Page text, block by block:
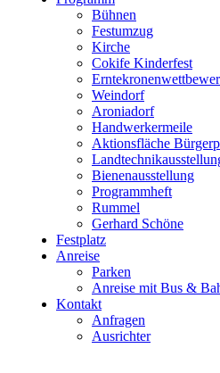
Bühnen
Festumzug
Kirche
Cokife Kinderfest
Weindorf
Aroniadorf
Handwerkermeile
Aktionsfläche
Bienenausstellung
Programmheft
Rummel
Gerhard Schöne
Festplatz
Anreise
Parken
Anreise mit Bus &
Kontakt
Anfragen
Ausrichter